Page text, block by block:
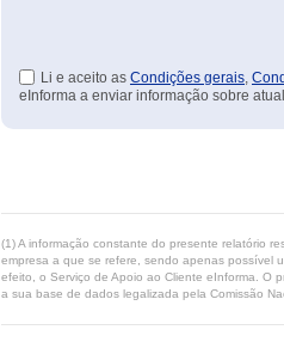
Li e aceito as Condições gerais,
eInforma a enviar informação sobre
(1) A informação constante do presente relatório
empresa a que se refere, sendo apenas possível
efeito, o Serviço de Apoio ao Cliente eInforma. O
a sua base de dados legalizada pela Comissão